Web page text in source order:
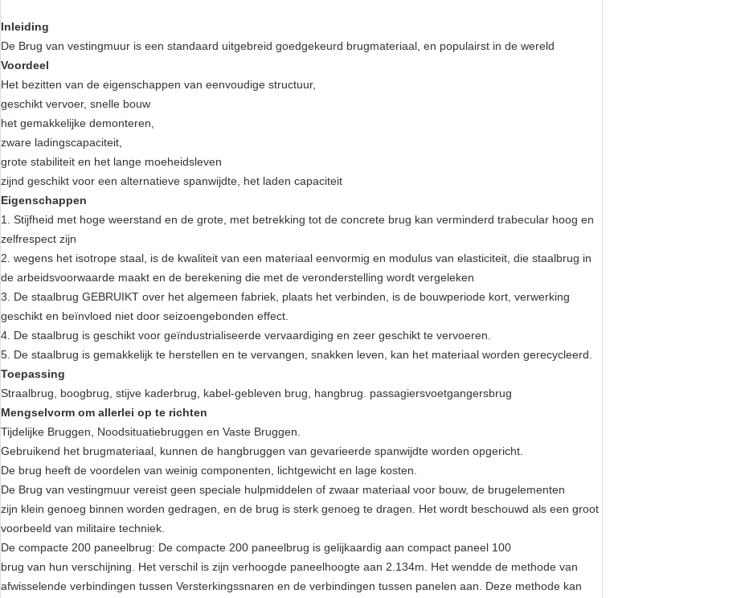
Inleiding
De Brug van vestingmuur is een standaard uitgebreid goedgekeurd brugmateriaal, en populairst in de wereld
Voordeel
Het bezitten van de eigenschappen van eenvoudige structuur,
geschikt vervoer, snelle bouw
het gemakkelijke demonteren,
zware ladingscapaciteit,
grote stabiliteit en het lange moeheidsleven
zijnd geschikt voor een alternatieve spanwijdte, het laden capaciteit
Eigenschappen
1. Stijfheid met hoge weerstand en de grote, met betrekking tot de concrete brug kan verminderd trabecular hoog en
zelfrespect zijn
2. wegens het isotrope staal, is de kwaliteit van een materiaal eenvormig en modulus van elasticiteit, die staalbrug in
de arbeidsvoorwaarde maakt en de berekening die met de veronderstelling wordt vergeleken
3. De staalbrug GEBRUIKT over het algemeen fabriek, plaats het verbinden, is de bouwperiode kort, verwerking
geschikt en beïnvloed niet door seizoengebonden effect.
4. De staalbrug is geschikt voor geïndustrialiseerde vervaardiging en zeer geschikt te vervoeren.
5. De staalbrug is gemakkelijk te herstellen en te vervangen, snakken leven, kan het materiaal worden gerecycleerd.
Toepassing
Straalbrug, boogbrug, stijve kaderbrug, kabel-gebleven brug, hangbrug. passagiersvoetgangersbrug
Mengselvorm om allerlei op te richten
Tijdelijke Bruggen, Noodsituatiebruggen en Vaste Bruggen.
Gebruikend het brugmateriaal, kunnen de hangbruggen van gevarieerde spanwijdte worden opgericht.
De brug heeft de voordelen van weinig componenten, lichtgewicht en lage kosten.
De Brug van vestingmuur vereist geen speciale hulpmiddelen of zwaar materiaal voor bouw, de brugelementen
zijn klein genoeg binnen worden gedragen, en de brug is sterk genoeg te dragen. Het wordt beschouwd als een groot
voorbeeld van militaire techniek.
De compacte 200 paneelbrug: De compacte 200 paneelbrug is gelijkaardig aan compact paneel 100
brug van hun verschijning. Het verschil is zijn verhoogde paneelhoogte aan 2.134m. Het wendde de methode van
afwisselende verbindingen tussen Versterkingssnaren en de verbindingen tussen panelen aan. Deze methode kan